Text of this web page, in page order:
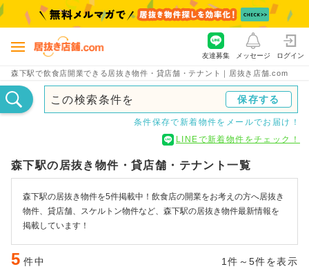
森下駅で飲食店開業できる居抜き物件・貸店舗・テナント｜居抜き店舗.com
友達募集 メッセージ ログイン
この検索条件を 保存する
条件保存で新着物件をメールでお届け！
LINEで新着物件をチェック！
森下駅の居抜き物件・貸店舗・テナント一覧
森下駅の居抜き物件を5件掲載中！飲食店の開業をお考えの方へ居抜き
物件、貸店舗、スケルトン物件など、森下駅の居抜き物件最新情報を
掲載しています！
5 件中 1件～5件を表示